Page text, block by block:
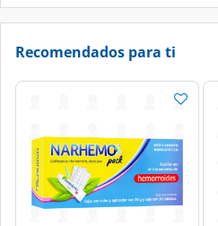
Recomendados para ti